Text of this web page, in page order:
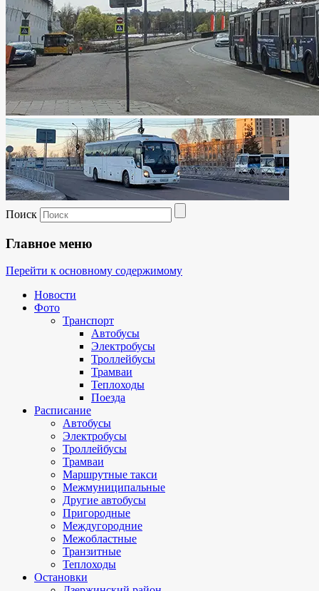
Поиск
Главное меню
Перейти к основному содержимому
Новости
Фото
Транспорт
Автобусы
Электробусы
Троллейбусы
Трамваи
Теплоходы
Поезда
Расписание
Автобусы
Электробусы
Троллейбусы
Трамваи
Маршрутные такси
Межмуниципальные
Другие автобусы
Пригородные
Междугородние
Межобластные
Транзитные
Теплоходы
Остановки